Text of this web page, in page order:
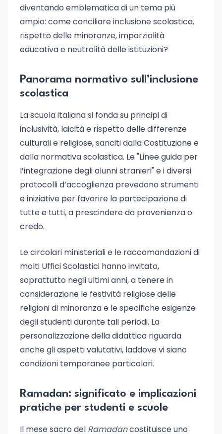
diventando emblematica di un tema più
ampio: come conciliare inclusione scolastica,
rispetto delle minoranze, imparzialità
educativa e neutralità delle istituzioni?
Panorama normativo sull’inclusione
scolastica
La scuola italiana si fonda su principi di
inclusività, laicità e rispetto delle differenze
culturali e religiose, sanciti dalla Costituzione e
dalla normativa scolastica. Le "Linee guida per
l’integrazione degli alunni stranieri" e i diversi
protocolli d’accoglienza prevedono strumenti
e iniziative per favorire la partecipazione di
tutte e tutti, a prescindere da provenienza o
credo.
Le circolari ministeriali e le raccomandazioni di
molti Uffici Scolastici hanno invitato,
soprattutto negli ultimi anni, a tenere in
considerazione le festività religiose delle
religioni di minoranza e le specifiche esigenze
degli studenti durante tali periodi. La
personalizzazione della didattica riguarda
anche gli aspetti valutativi, laddove vi siano
condizioni temporanee particolari.
Ramadan: significato e implicazioni
pratiche per studenti e scuole
Il mese sacro del Ramadancostituisce uno